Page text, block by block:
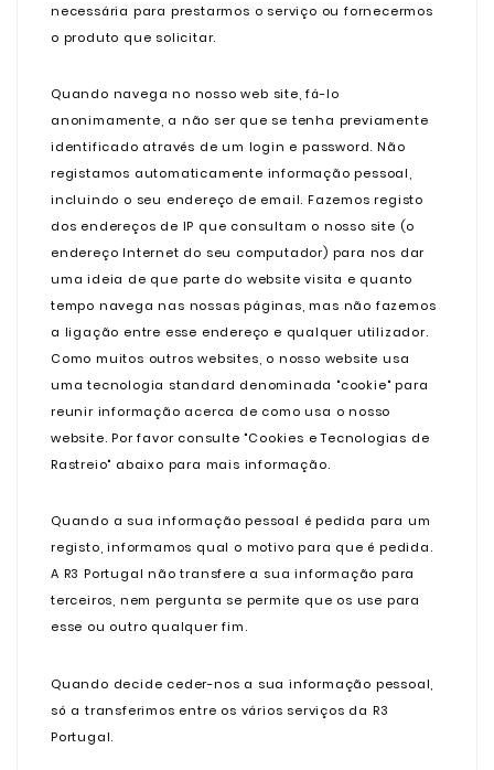
necessária para prestarmos o serviço ou fornecermos
o produto que solicitar.
Quando navega no nosso web site, fá-lo
anonimamente, a não ser que se tenha previamente
identificado através de um login e password. Não
registamos automaticamente informação pessoal,
incluindo o seu endereço de email. Fazemos registo
dos endereços de IP que consultam o nosso site (o
endereço Internet do seu computador) para nos dar
uma ideia de que parte do website visita e quanto
tempo navega nas nossas páginas, mas não fazemos
a ligação entre esse endereço e qualquer utilizador.
Como muitos outros websites, o nosso website usa
uma tecnologia standard denominada "cookie" para
reunir informação acerca de como usa o nosso
website. Por favor consulte "Cookies e Tecnologias de
Rastreio" abaixo para mais informação.
Quando a sua informação pessoal é pedida para um
registo, informamos qual o motivo para que é pedida.
A R3 Portugal não transfere a sua informação para
terceiros, nem pergunta se permite que os use para
esse ou outro qualquer fim.
Quando decide ceder-nos a sua informação pessoal,
só a transferimos entre os vários serviços da R3
Portugal.